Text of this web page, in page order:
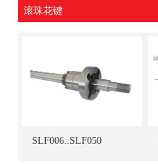
滚珠花键
SLF006..SLF050